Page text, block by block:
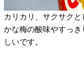
カリカリ、サクサク
かな梅の酸味やすっ
しいです。